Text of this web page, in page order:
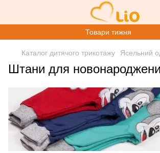
Товари тижня
Каталог дитячого трикотажу Ясельний
Штани для